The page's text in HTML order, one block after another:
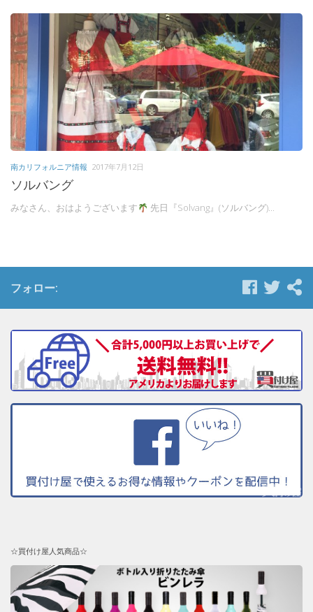
南カリフォルニア情報 2017年7月12日
ソルバング
みなさん、おはようございます 先日『Solvang』(ソルバング)...
フォロー:
☆買付け屋人気商品☆